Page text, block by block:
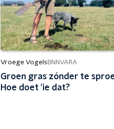
Vroege Vogels BNNVARA
Groen gras zónder te
Hoe doet 'ie dat?